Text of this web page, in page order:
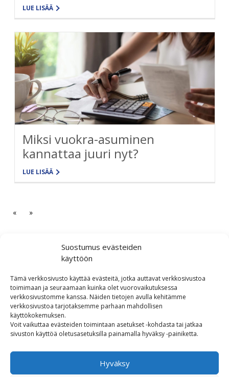
Suostumus evästeiden
käyttöön
Tämä verkkosivusto käyttää evästeitä, jotka auttavat verkkosivustoa
toimimaan ja seuraamaan kuinka olet vuorovaikutuksessa
verkkosivustomme kanssa. Näiden tietojen avulla kehitämme
verkkosivustoa tarjotaksemme parhaan mahdollisen
käyttökokemuksen.
Voit vaikuttaa evästeiden toimintaan asetukset -kohdasta tai jatkaa
sivuston käyttöä oletusasetuksilla painamalla hyväksy -painiketta.
Hyväksy
LUE LISÄÄ
Miksi vuokra-asuminen
kannattaa juuri nyt?
LUE LISÄÄ
« »
Colliers Finland Oy
Firdonkatu 2 (käyntiosoite: Tripla
Workery West)
00520 Helsinki
asiakaspalvelu@colliers.com
020 130 3003
Puheluhinnat 020-alkuisiin